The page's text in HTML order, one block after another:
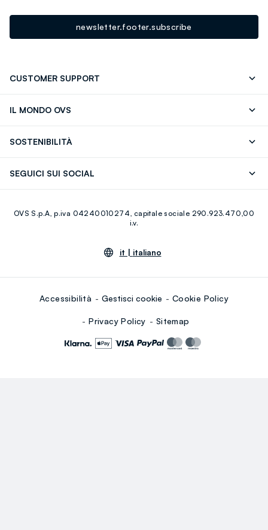
newsletter.footer.subscribe
CUSTOMER SUPPORT
IL MONDO OVS
Giftcard
SOSTENIBILITÀ
SEGUICI SUI SOCIAL
Youtube Linkedin
OVS S.p.A, p.iva 04240010274, capitale sociale 290.923.470,00
i.v.
it | italiano
Accessibilità Gestisci cookie Cookie Policy
Privacy Policy Sitemap